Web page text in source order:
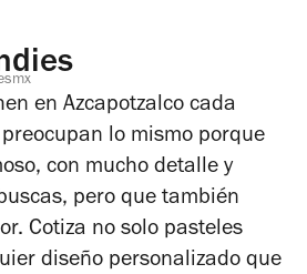
en Azcapotzalco cada
lo mismo porque
con mucho detalle y
pero que también
Cotiza no solo pasteles
diseño personalizado que